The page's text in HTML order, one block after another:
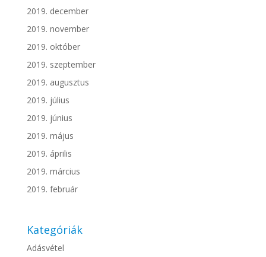
2019. december
2019. november
2019. október
2019. szeptember
2019. augusztus
2019. július
2019. június
2019. május
2019. április
2019. március
2019. február
Kategóriák
Adásvétel